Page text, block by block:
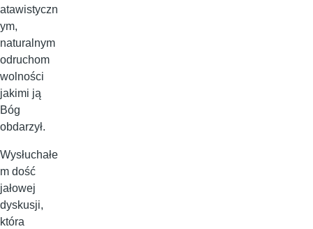
atawistyczn
ym,
naturalnym
odruchom
wolności
jakimi ją
Bóg
obdarzył.
Wysłuchałe
m dość
jałowej
dyskusji,
która